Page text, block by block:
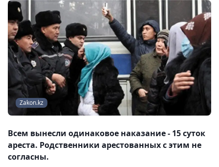
Zakon.kz
Всем вынесли одинаковое наказание - 15 суток
ареста. Родственники арестованных с этим не
согласны.